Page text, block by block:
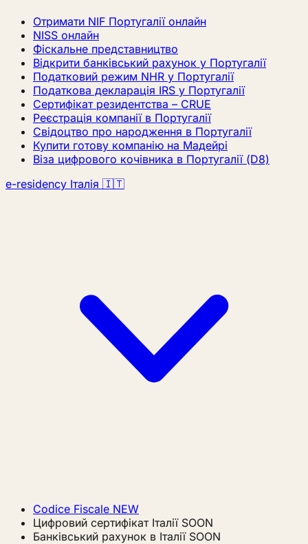
Отримати NIF Португалії онлайн
NISS онлайн
Фіскальне представництво
Відкрити банківський рахунок у Португалії
Податковий режим NHR у Португалії
Податкова декларація IRS у Португалії
Сертифікат резидентства – CRUE
Реєстрація компанії в Португалії
Свідоцтво про народження в Португалії
Купити готову компанію на Мадейрі
Віза цифрового кочівника в Португалії (D8)
e-residency Італія 🇮🇹
Codice Fiscale NEW
Цифровий сертифікат Італії SOON
Банківський рахунок в Італії SOON